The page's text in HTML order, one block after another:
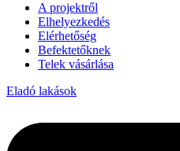
A projektről
Elhelyezkedés
Elérhetőség
Befektetőknek
Telek vásárlása
Eladó lakások